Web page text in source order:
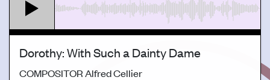
Dorothy: With Such a Dainty Dame
COMPOSITORAlfred Cellier